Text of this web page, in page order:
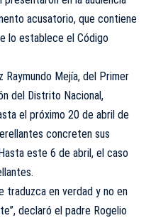
acusatorio, que contiene
lo establece el Código
Mejía, del Primer
del Distrito Nacional,
el próximo 20 de abril de
concreten sus
este 6 de abril, el caso
traduzca en verdad y no en
declaró el padre Rogelio